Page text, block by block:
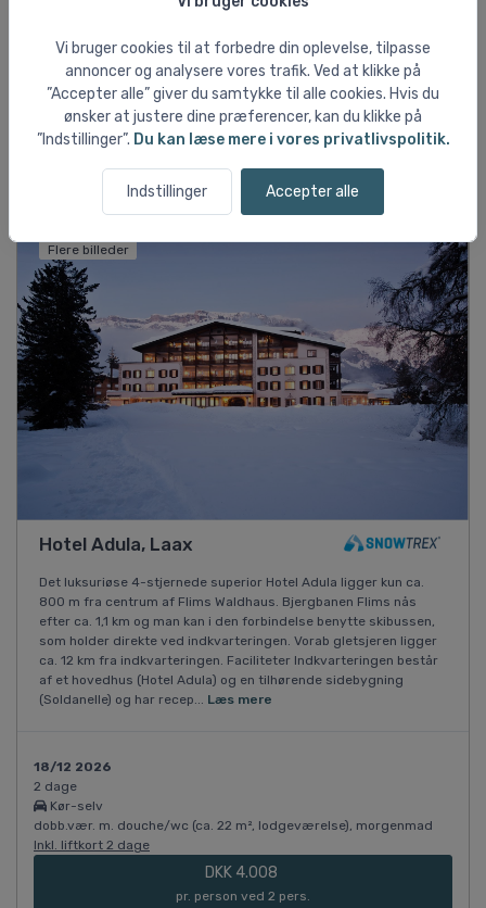
Vi bruger cookies til at forbedre din oplevelse, tilpasse
annoncer og analysere vores trafik. Ved at klikke på
”Accepter alle” giver du samtykke til alle cookies. Hvis du
ønsker at justere dine præferencer, kan du klikke på
”Indstillinger”. Du kan læse mere i vores privatlivspolitik.
Indstillinger Accepter alle
dobb.vær. m. ekstraseng, douche/wc, 1/2 pension PLUS
Inkl. liftkort 3 dage
DKK 4.417
pr. person ved 3 pers.
Flere billeder
Hotel Adula, Laax
Det luksuriøse 4-stjernede superior Hotel Adula ligger kun ca.
800 m fra centrum af Flims Waldhaus. Bjergbanen Flims nås
efter ca. 1,1 km og man kan i den forbindelse benytte skibussen,
som holder direkte ved indkvarteringen. Vorab gletsjeren ligger
ca. 12 km fra indkvarteringen. Faciliteter Indkvarteringen består
af et hovedhus (Hotel Adula) og en tilhørende sidebygning
(Soldanelle) og har recep... Læs mere
18/12 2026
2 dage
Kør-selv
dobb.vær. m. douche/wc (ca. 22 m², lodgeværelse), morgenmad
Inkl. liftkort 2 dage
DKK 4.008
pr. person ved 2 pers.